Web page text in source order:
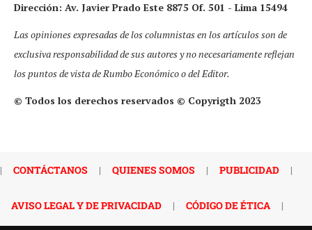
Dirección: Av. Javier Prado Este 8875 Of. 501 - Lima 15494
Las opiniones expresadas de los columnistas en los artículos son de
exclusiva responsabilidad de sus autores y no necesariamente reflejan
los puntos de vista de Rumbo Económico o del Editor.
© Todos los derechos reservados © Copyrigth 2023
| CONTÁCTANOS | QUIENES SOMOS | PUBLICIDAD |
AVISO LEGAL Y DE PRIVACIDAD | CÓDIGO DE ÉTICA |